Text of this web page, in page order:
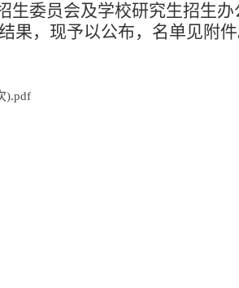
生委员会及学校研究生招生办
果， 现予以公布，名单见附件
).pdf